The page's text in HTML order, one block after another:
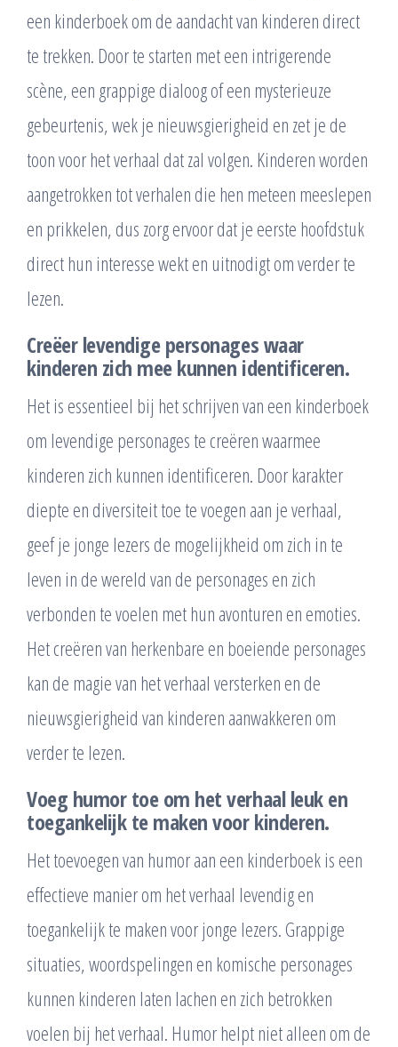
een kinderboek om de aandacht van kinderen direct
te trekken. Door te starten met een intrigerende
scène, een grappige dialoog of een mysterieuze
gebeurtenis, wek je nieuwsgierigheid en zet je de
toon voor het verhaal dat zal volgen. Kinderen worden
aangetrokken tot verhalen die hen meteen meeslepen
en prikkelen, dus zorg ervoor dat je eerste hoofdstuk
direct hun interesse wekt en uitnodigt om verder te
lezen.
Creëer levendige personages waar
kinderen zich mee kunnen identificeren.
Het is essentieel bij het schrijven van een kinderboek
om levendige personages te creëren waarmee
kinderen zich kunnen identificeren. Door karakter
diepte en diversiteit toe te voegen aan je verhaal,
geef je jonge lezers de mogelijkheid om zich in te
leven in de wereld van de personages en zich
verbonden te voelen met hun avonturen en emoties.
Het creëren van herkenbare en boeiende personages
kan de magie van het verhaal versterken en de
nieuwsgierigheid van kinderen aanwakkeren om
verder te lezen.
Voeg humor toe om het verhaal leuk en
toegankelijk te maken voor kinderen.
Het toevoegen van humor aan een kinderboek is een
effectieve manier om het verhaal levendig en
toegankelijk te maken voor jonge lezers. Grappige
situaties, woordspelingen en komische personages
kunnen kinderen laten lachen en zich betrokken
voelen bij het verhaal. Humor helpt niet alleen om de